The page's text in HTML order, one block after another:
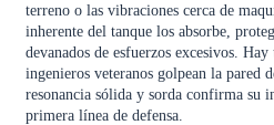
terreno o las vibraciones cerca de
inherente del tanque los absorbe,
devanados de esfuerzos excesivos.
ingenieros veteranos golpean la pared
resonancia sólida y sorda confirma su
primera línea de defensa.